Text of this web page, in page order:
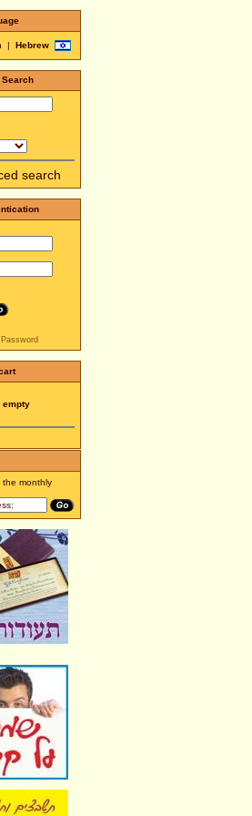
| Hebrew
search
empty
the monthly